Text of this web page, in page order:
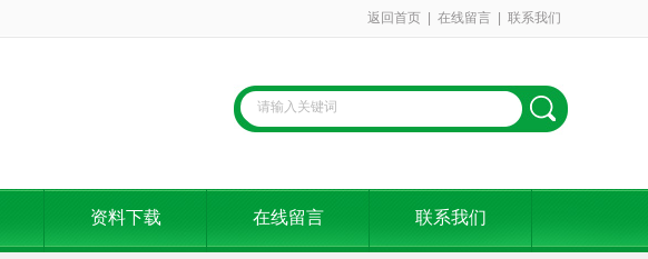
返回首页 在线留言 联系我们
资料下载 在线留言 联系我们